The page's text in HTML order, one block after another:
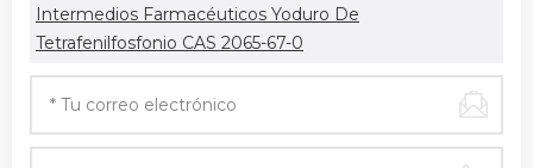
Intermedios Farmacéuticos Yoduro De
Tetrafenilfosfonio CAS 2065-67-0